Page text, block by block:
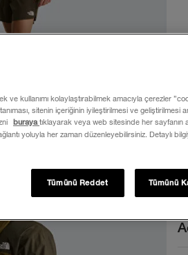
kullanımı kolaylaştırabilmek amacıyla çerezler
sitenin içeriğinin iyileştirilmesi ve geliştirilmesi
burayatıklayarak veya web sitesinde her sayfanın
yoluyla her zaman düzenleyebilirsiniz. Detaylı
Tümünü Reddet Tümünü